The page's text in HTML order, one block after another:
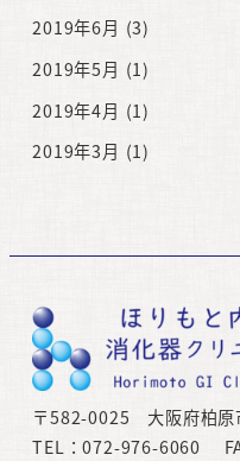
2019年6月 (3)
2019年5月 (1)
2019年4月 (1)
2019年3月 (1)
〒582-0025 大阪府柏原
TEL：072-976-6060